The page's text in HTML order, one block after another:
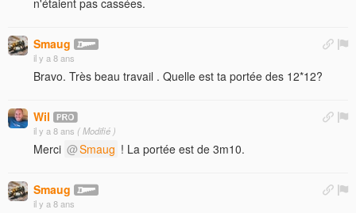
n'étaient pas cassées.
Smaug
il y a 8 ans
Bravo. Très beau travail . Quelle est ta portée des 12*12?
Wil
il y a 8 ans ( Modifié )
Merci Smaug ! La portée est de 3m10.
Smaug
il y a 8 ans